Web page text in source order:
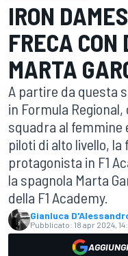
IRON
FRECA
MARTA
A partire da questa
in Formula
squadra al femmine
piloti di alto livello,
protagonista in F1
la spagnola Marta
della F1 Academy.
Gianluca
Pubblicato: 18 apr 2024,